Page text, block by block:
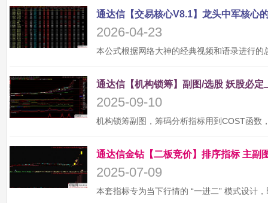
2026-04-23
2025-09-10
2025-07-09